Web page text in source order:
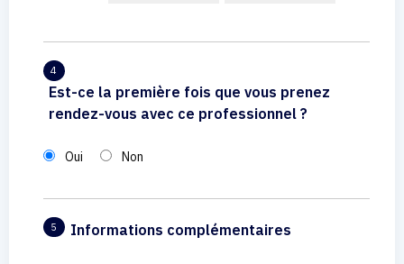
4
Est-ce la première fois que vous prenez
rendez-vous avec ce professionnel ?
Oui Non
5 Informations complémentaires